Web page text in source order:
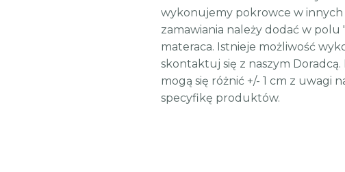
wykonujemy pokrowce w innych
zamawiania należy dodać w
materaca. Istnieje możliwość
skontaktuj się z naszym
mogą się różnić +/- 1 cm z uwagi
specyfikę produktów.